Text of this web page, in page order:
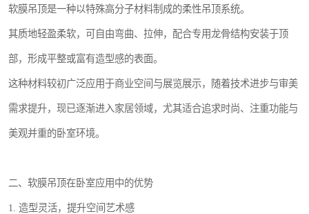
软膜吊顶是一种以特殊高分子材料制成的柔性吊顶系统。
其质地轻盈柔软，可自由弯曲、拉伸，配合专用龙骨结构安装于顶
部，形成平整或富有造型感的表面。
这种材料较初广泛应用于商业空间与展览展示，随着技术进步与审美
需求提升，现已逐渐进入家居领域，尤其适合追求时尚、注重功能与
美观并重的卧室环境。
二、软膜吊顶在卧室应用中的优势
1. 造型灵活，提升空间艺术感